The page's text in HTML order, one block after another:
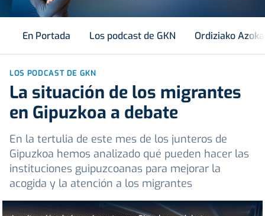
En Portada Los podcast de GKN Ordiziako Azoka
LOS PODCAST DE GKN
La situación de los migrantes
en Gipuzkoa a debate
En la tertulia de este mes de los junteros de
Gipuzkoa hemos analizado qué pueden hacer las
instituciones guipuzcoanas para mejorar la
acogida y la atención a los migrantes